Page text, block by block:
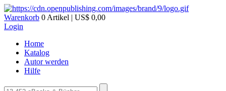
Warenkorb 0 Artikel | US$ 0,00
Login
Home
Katalog
Autor werden
Hilfe